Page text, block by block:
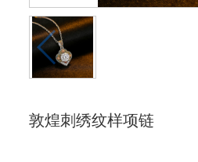
敦煌刺绣纹样项链